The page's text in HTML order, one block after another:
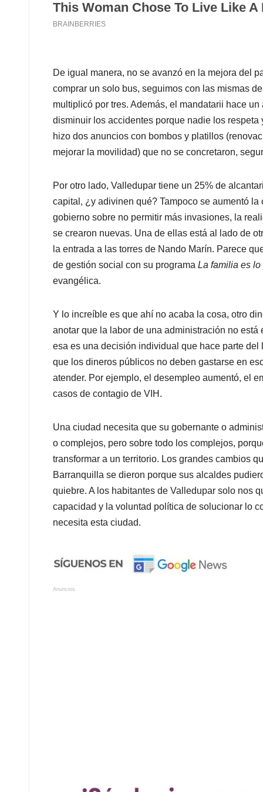
De igual manera, no se avanzó en la mejora del
comprar un solo bus, seguimos con las mismas
multiplicó por tres. Además, el mandatarii hace
disminuir los accidentes porque nadie los
hizo dos anuncios con bombos y platillos
mejorar la movilidad) que no se concretaron,
Por otro lado, Valledupar tiene un 25% de
capital, ¿y adivinen qué? Tampoco se aumentó
gobierno sobre no permitir más invasiones, la
se crearon nuevas. Una de ellas está al lado de
la entrada a las torres de Nando Marín. Parece
de gestión social con su programa La familia es lo
evangélica.
Y lo increíble es que ahí no acaba la cosa, otro
anotar que la labor de una administración no
esa es una decisión individual que hace parte
que los dineros públicos no deben gastarse en
atender. Por ejemplo, el desempleo aumentó, el
casos de contagio de VIH.
Una ciudad necesita que su gobernante o
o complejos, pero sobre todo los complejos,
transformar a un territorio. Los grandes cambios
Barranquilla se dieron porque sus alcaldes
quiebre. A los habitantes de Valledupar solo nos
capacidad y la voluntad política de solucionar lo
necesita esta ciudad.
Anuncios.